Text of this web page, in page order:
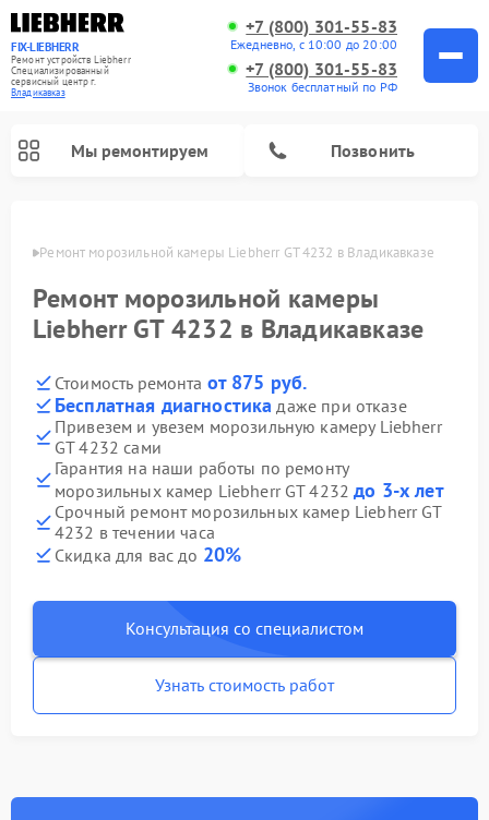
FIX-LIEBHERR
Ремонт устройств Liebherr
Специализированный
cервисный центр г.
Владикавказ
+7 (800) 301-55-83
Ежедневно, с 10:00 до 20:00
+7 (800) 301-55-83
Звонок бесплатный по РФ
Мы ремонтируем Позвонить
Ремонт морозильной камеры Liebherr GT 4232 в Владикавказе
Ремонт морозильной камеры
Liebherr GT 4232 в Владикавказе
Стоимость ремонта от 875 руб.
Бесплатная диагностика даже при отказе
Привезем и увезем морозильную камеру Liebherr
GT 4232 сами
Гарантия на наши работы по ремонту
морозильных камер Liebherr GT 4232до 3-х лет
Срочный ремонт морозильных камер Liebherr GT
4232 в течении часа
Скидка для вас до 20%
Консультация со специалистом
Узнать стоимость работ